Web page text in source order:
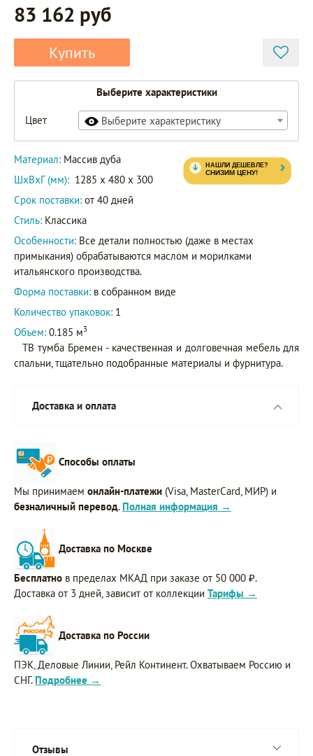
83 162 руб
Купить
Выберите характеристики
Цвет Выберите характеристику
Материал: Массив дуба
ШxВxГ (мм): 1285 x 480 x 300
Срок поставки: от 40 дней
Стиль: Классика
Особенности: Все детали полностью (даже в местах
примыкания) обрабатываются маслом и морилками
итальянского производства.
Форма поставки: в собранном виде
Количество упаковок: 1
Объем: 0.185 м3
ТВ тумба Бремен - качественная и долговечная мебель для
спальни, тщательно подобранные материалы и фурнитура.
Доставка и оплата
Способы оплаты
Мы принимаем онлайн-платежи (Visa, MasterCard, МИР) и
безналичный перевод. Полная информация →
Доставка по Москве
Бесплатно в пределах МКАД при заказе от 50 000 ₽.
Доставка от 3 дней, зависит от коллекции Тарифы →
Доставка по России
ПЭК, Деловые Линии, Рейл Континент. Охватываем Россию и
СНГ. Подробнее →
Отзывы